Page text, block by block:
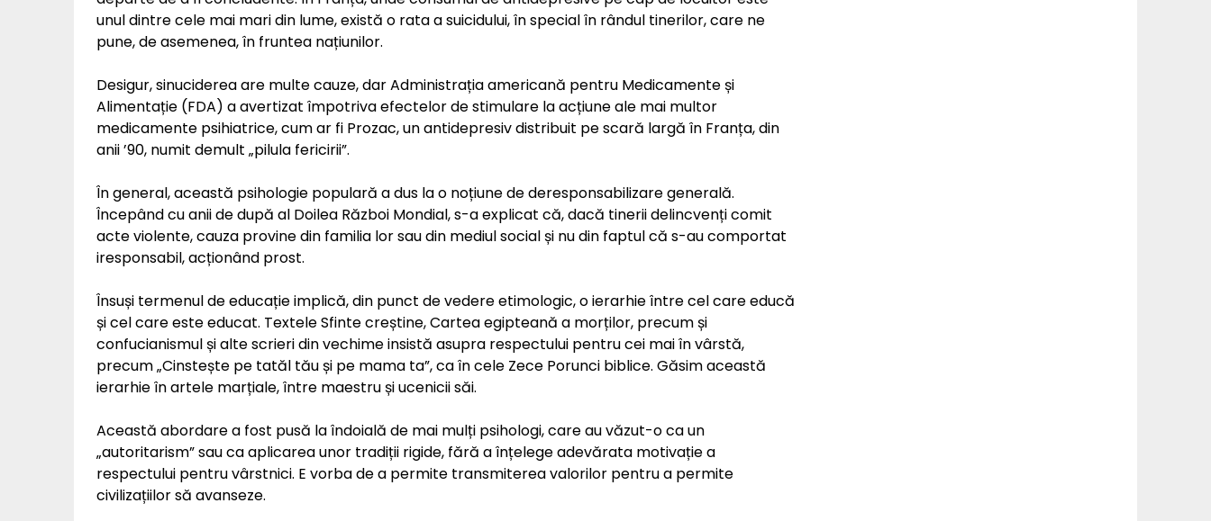
unul dintre cele mai mari din lume, există o rata a suicidului, în special în rândul tinerilor, care ne
pune, de asemenea, în fruntea națiunilor.
Desigur, sinuciderea are multe cauze, dar Administrația americană pentru Medicamente și
Alimentație (FDA) a avertizat împotriva efectelor de stimulare la acțiune ale mai multor
medicamente psihiatrice, cum ar fi Prozac, un antidepresiv distribuit pe scară largă în Franța, din
anii ’90, numit demult „pilula fericirii”.
În general, această psihologie populară a dus la o noțiune de deresponsabilizare generală.
Începând cu anii de după al Doilea Război Mondial, s-a explicat că, dacă tinerii delincvenți comit
acte violente, cauza provine din familia lor sau din mediul social și nu din faptul că s-au comportat
iresponsabil, acționând prost.
Însuși termenul de educație implică, din punct de vedere etimologic, o ierarhie între cel care educă
și cel care este educat. Textele Sfinte creștine, Cartea egipteană a morților, precum și
confucianismul și alte scrieri din vechime insistă asupra respectului pentru cei mai în vârstă,
precum „Cinstește pe tatăl tău și pe mama ta”, ca în cele Zece Porunci biblice. Găsim această
ierarhie în artele marțiale, între maestru și ucenicii săi.
Această abordare a fost pusă la îndoială de mai mulți psihologi, care au văzut-o ca un
„autoritarism” sau ca aplicarea unor tradiții rigide, fără a înțelege adevărata motivație a
respectului pentru vârstnici. E vorba de a permite transmiterea valorilor pentru a permite
civilizațiilor să avanseze.